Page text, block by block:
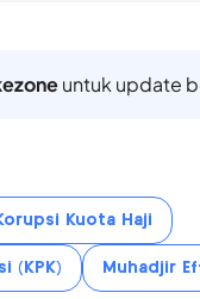
untuk update
Kuota Haji
(KPK) Muhadjir